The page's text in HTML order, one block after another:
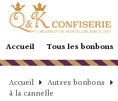
Accueil Tous les bonbons
Accueil Autres bonbons
à la cannelle